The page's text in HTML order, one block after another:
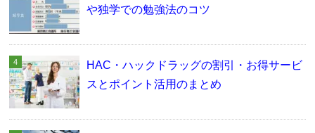
や独学での勉強法のコツ
HAC・ハックドラッグの割引・お得サービ
スとポイント活用のまとめ